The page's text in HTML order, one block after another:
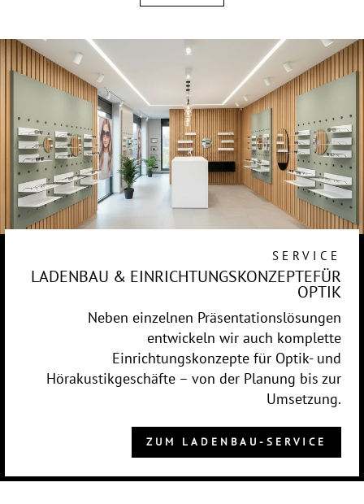
SERVICE
LADENBAU & EINRICHTUNGSKONZEPTEFÜR
OPTIK
Neben einzelnen Präsentationslösungen
entwickeln wir auch komplette
Einrichtungskonzepte für Optik- und
Hörakustikgeschäfte – von der Planung bis zur
Umsetzung.
ZUM LADENBAU-SERVICE